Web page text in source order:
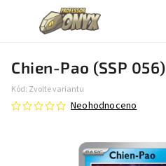
Chien-Pao (SSP 056)
Kód: Zvolte variantu
Neohodnoceno